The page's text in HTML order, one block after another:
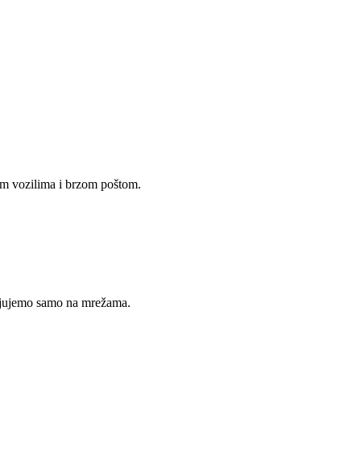
vozilima i brzom poštom.
samo na mrežama.